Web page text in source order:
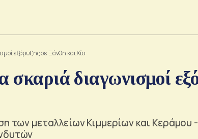
εξόρυξης σε Ξάνθη και Χίο
διαγωνισμοί
των μεταλλείων Κιμμερίων και Κεράμου -